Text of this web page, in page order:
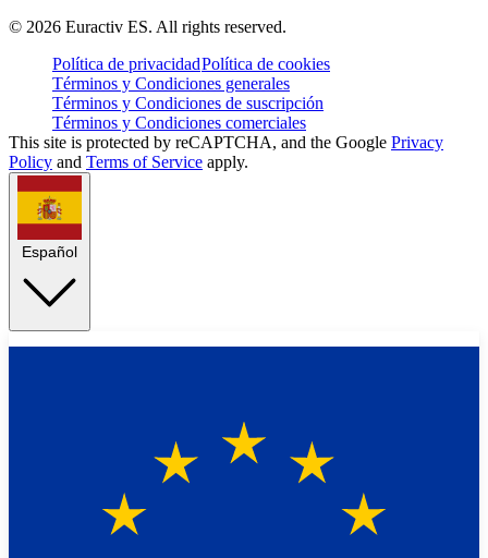
© 2026 Euractiv ES. All rights reserved.
Política de privacidadPolítica de cookies
Términos y Condiciones generales
Términos y Condiciones de suscripción
Términos y Condiciones comerciales
This site is protected by reCAPTCHA, and the Google Privacy
Policy and Terms of Service apply.
Español